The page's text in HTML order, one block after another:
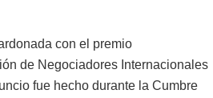
con el premio
de Negociadores Internacionales
fue hecho durante la Cumbre